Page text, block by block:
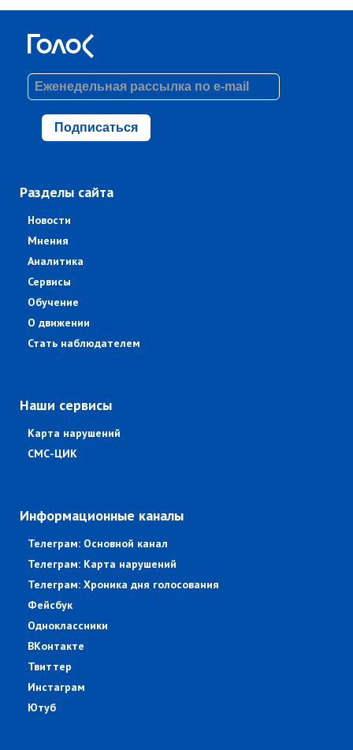
Подписаться
Разделы сайта
Новости
Мнения
Аналитика
Сервисы
Обучение
О движении
Стать наблюдателем
Наши сервисы
Карта нарушений
СМС-ЦИК
Информационные каналы
Телеграм: Основной канал
Телеграм: Карта нарушений
Телеграм: Хроника дня голосования
Фейсбук
Одноклассники
ВКонтакте
Твиттер
Инстаграм
Ютуб